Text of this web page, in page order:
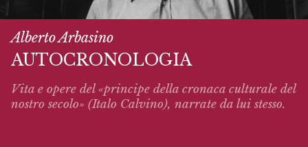
Alberto Arbasino
AUTOCRONOLOGIA
Vita e opere del «principe della cronaca culturale del
nostro secolo» (Italo Calvino), narrate da lui stesso.